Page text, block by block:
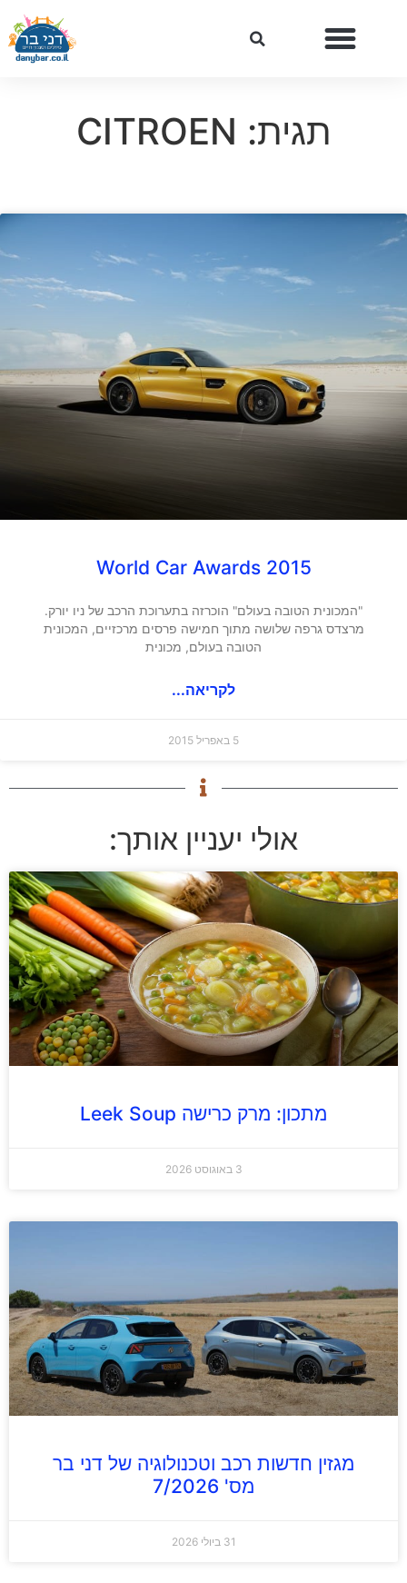
תגית: CITROEN
2015 World Car Awards
"המכונית הטובה בעולם" הוכרזה בתערוכת הרכב של ניו יורק.
מרצדס גרפה שלושה מתוך חמישה פרסים מרכזיים, המכונית
הטובה בעולם, מכונית
לקריאה...
5 באפריל 2015
אולי יעניין אותך:
מתכון: מרק כרישה Leek Soup
3 באוגוסט 2026
מגזין חדשות רכב וטכנולוגיה של דני בר
מס' 7/2026
31 ביולי 2026